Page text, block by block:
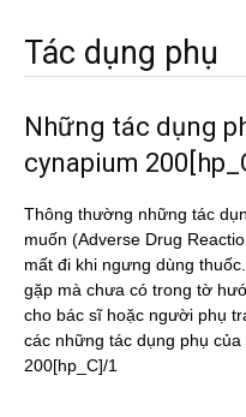
Tác dụng phụ
Những tác dụng
cynapium
Thông thường những tác
muốn (Adverse Drug
mất đi khi ngưng dùng
gặp mà chưa có trong tờ
cho bác sĩ hoặc người phụ
các những tác dụng phụ
200[hp_C]/1